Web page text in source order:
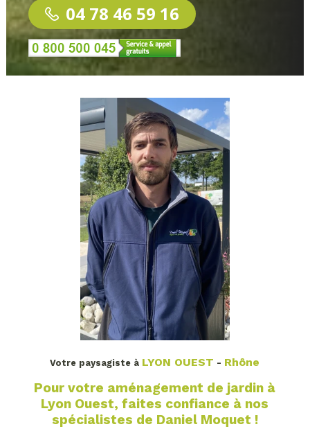
04 78 46 59 16
Votre paysagiste à LYON OUEST - Rhône
Pour votre aménagement de jardin à
Lyon Ouest, faites confiance à nos
spécialistes de Daniel Moquet !